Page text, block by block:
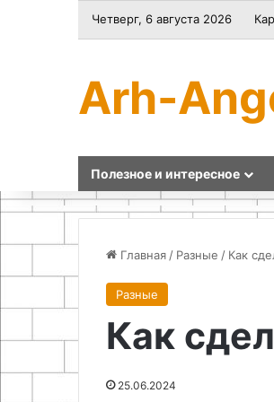
Четверг, 6 августа 2026
Arh-
Полезное и интересное
Главная / Разные / Как
Разные
Как
25.06.2024